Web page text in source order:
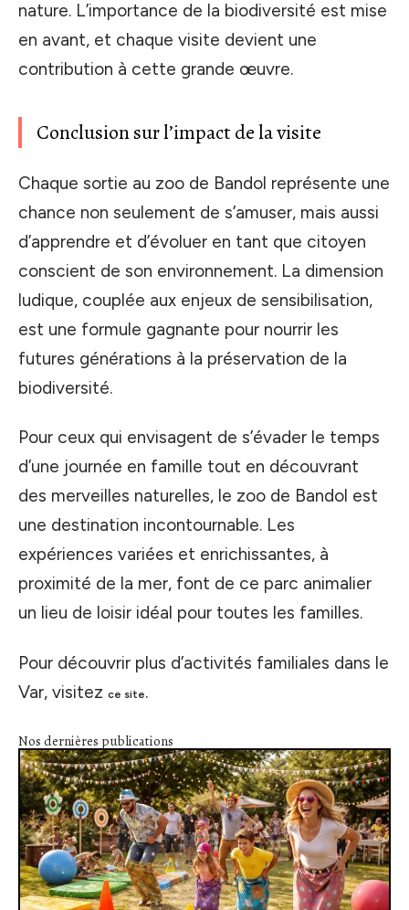
nature. L’importance de la biodiversité est mise
en avant, et chaque visite devient une
contribution à cette grande œuvre.
Conclusion sur l’impact de la visite
Chaque sortie au zoo de Bandol représente une
chance non seulement de s’amuser, mais aussi
d’apprendre et d’évoluer en tant que citoyen
conscient de son environnement. La dimension
ludique, couplée aux enjeux de sensibilisation,
est une formule gagnante pour nourrir les
futures générations à la préservation de la
biodiversité.
Pour ceux qui envisagent de s’évader le temps
d’une journée en famille tout en découvrant
des merveilles naturelles, le zoo de Bandol est
une destination incontournable. Les
expériences variées et enrichissantes, à
proximité de la mer, font de ce parc animalier
un lieu de loisir idéal pour toutes les familles.
Pour découvrir plus d’activités familiales dans le
Var, visitez ce site.
Nos dernières publications